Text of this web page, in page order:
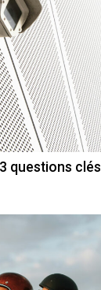
questions clés